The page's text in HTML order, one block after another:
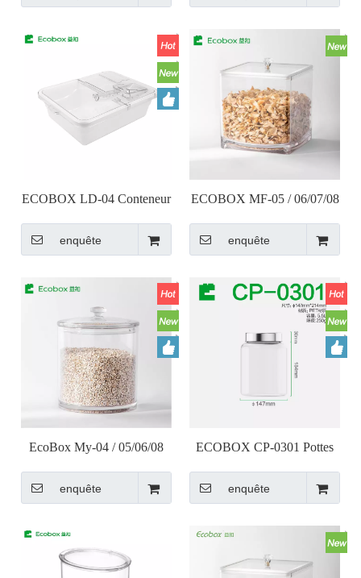
ECOBOX LD-04 Conteneur
de nourriture en vrac avec
Scoop
enquête
ECOBOX MF-05 / 06/07/08
enquête
EcoBox My-04 / 05/06/08
Pot de bacs en vrac
hermétique
enquête
ECOBOX CP-0301 Pottes
de noix en vrac étanche à l'air
enquête